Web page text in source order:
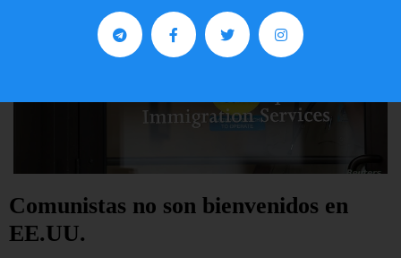
Comunistas no son bienvenidos en
EE.UU.